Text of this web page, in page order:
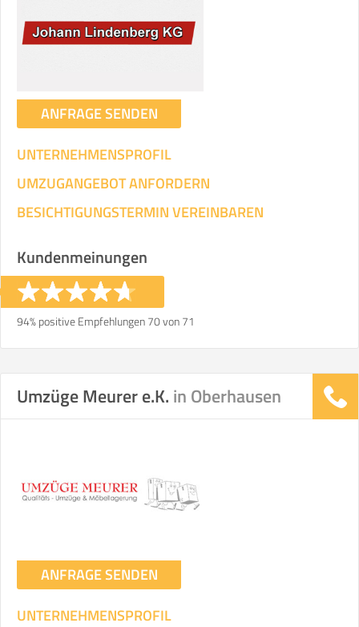
ANFRAGE SENDEN
UNTERNEHMENSPROFIL
UMZUGANGEBOT ANFORDERN
BESICHTIGUNGSTERMIN VEREINBAREN
Kundenmeinungen
94% positive Empfehlungen 70 von 71
Umzüge Meurer e.K. in Oberhausen
ANFRAGE SENDEN
UNTERNEHMENSPROFIL